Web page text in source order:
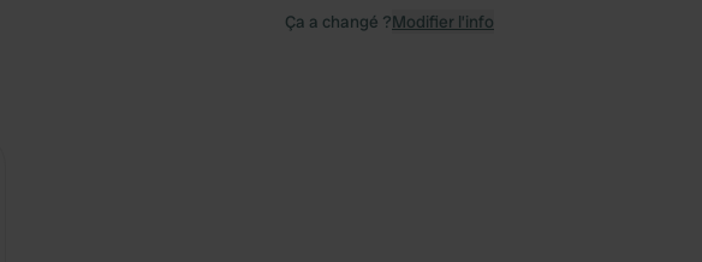
Ça a changé ?Modifier l’info